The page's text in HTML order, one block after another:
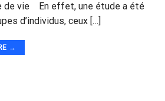
de vie En effet, une étude a été
d’individus, ceux […]
→